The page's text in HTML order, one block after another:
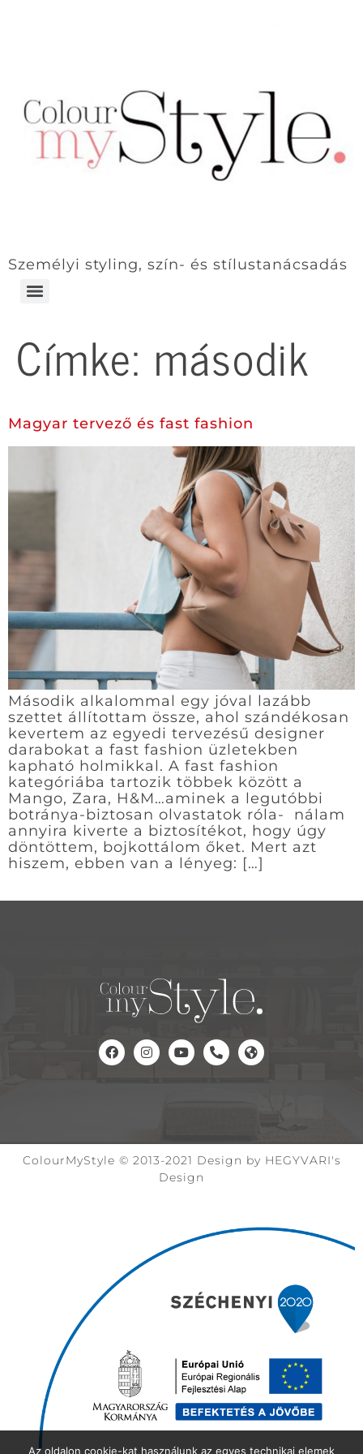
Személyi styling, szín- és stílustanácsadás
Címke: második
Magyar tervező és fast fashion
Második alkalommal egy jóval lazább
szettet állítottam össze, ahol szándékosan
kevertem az egyedi tervezésű designer
darabokat a fast fashion üzletekben
kapható holmikkal. A fast fashion
kategóriába tartozik többek között a
Mango, Zara, H&M…aminek a legutóbbi
botránya-biztosan olvastatok róla- nálam
annyira kiverte a biztosítékot, hogy úgy
döntöttem, bojkottálom őket. Mert azt
hiszem, ebben van a lényeg: […]
ColourMyStyle © 2013-2021 Design by HEGYVARI's
Design
Az oldalon cookie-kat használunk az egyes technikai elemek